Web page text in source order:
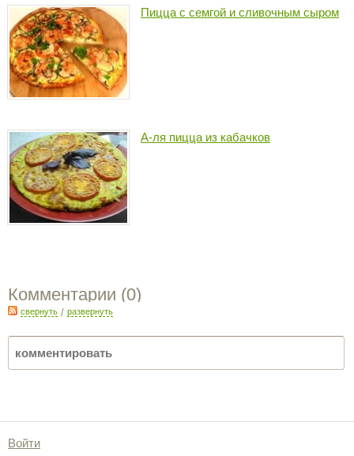
Пицца с семгой и сливочным сыром
А-ля пицца из кабачков
Комментарии (0)
свернуть / развернуть
Войти